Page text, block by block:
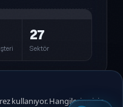
27
Sektör
kullanıyor. Hangilerine izin